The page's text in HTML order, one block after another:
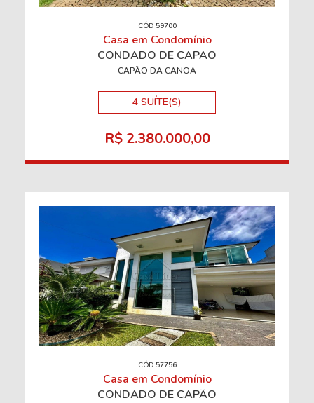
CÓD 59700
Casa em Condomínio
CONDADO DE CAPÃO
CAPÃO DA CANOA
4 SUÍTE(S)
R$ 2.380.000,00
CÓD 57756
Casa em Condomínio
CONDADO DE CAPÃO